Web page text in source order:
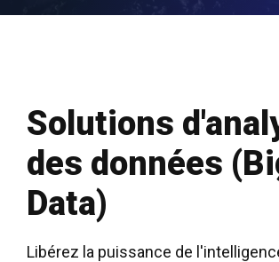
Solutions
des données
Data)
Libérez la puissance de